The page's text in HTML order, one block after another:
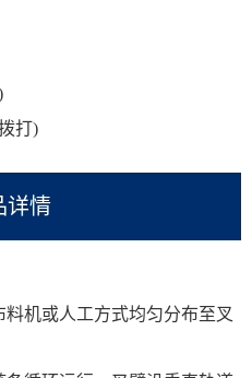
打)
详情
料机或人工方式均匀分布至叉